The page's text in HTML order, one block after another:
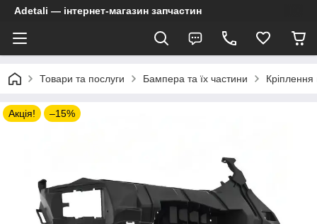
Adetali — інтернет-магазин запчастин
Товари та послуги Бампера та їх частини
Акція! –15%